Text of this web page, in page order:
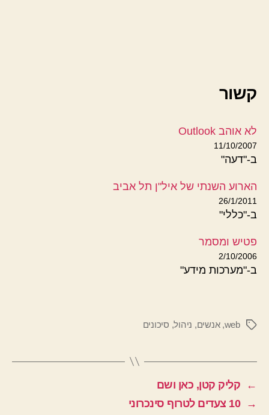
קשור
לא אוהב Outlook
11/10/2007
ב-"דעה"
הארוע השנתי של איל"ן תל אביב
26/1/2011
ב-"כללי"
פטיש ומסמר
2/10/2006
ב-"מערכות מידע"
תגיותweb
,אנשים, ניהול, סיכונים
←
קליק קטן, כאן ושם
→
10 צעדים לטרוף סינכרוני